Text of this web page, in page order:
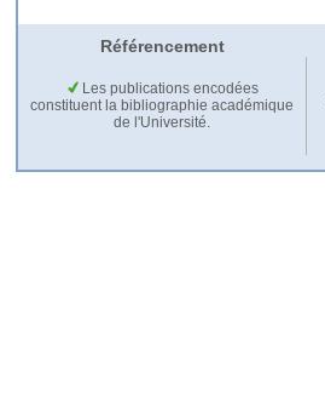
Référencement
Les publications encodées
constituent la bibliographie académique
de l'Université.